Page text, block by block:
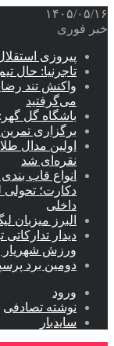
۱۴۰۵/۰۵/۱۶
خبر فوری
پیروزی
تاجرنیا: حال
واکنش تند
می‌گرفتید
باشگاه گل
برگزاری
اولین مدال
نقره‌ای شد
انواع قاب
دکارت؛
داخلی
البرز میزبان
دیدار
ورزش شهریار
دومین برد
ورود
نوشته تصادفی
سایدبار